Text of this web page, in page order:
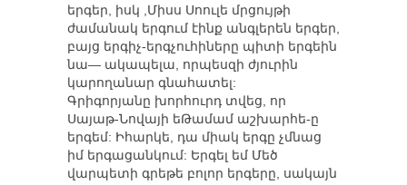
երգեր, իսկ ,Միսս Սոուլե մրցույթի
ժամանակ երգում էինք անգլերեն երգեր,
բայց երգիչ-երգչուհիները պիտի երգեին
նա— ակապելա, որպեսզի ժյուրին
կարողանար գնահատել:
Գրիգորյանը խորհուրդ տվեց, որ
Սայաթ-Նովայի եԹամամ աշխարհե-ը
երգեմ: Իհարկե, դա միակ երգը չմնաց
իմ երգացանկում: Երգել եմ Մեծ
վարպետի գրեթե բոլոր երգերը, սակայն